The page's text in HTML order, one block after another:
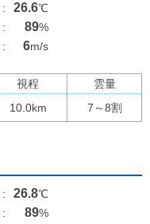
: 26.6℃
: 89%
: 6m/s
視程
雲量
10.0km 7～8割
: 26.8℃
: 89%